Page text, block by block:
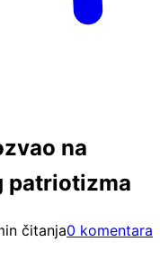
na
patriotizma
čitanja0 komentara